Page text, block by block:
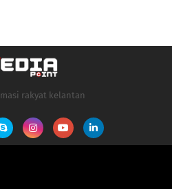
rakyat kelantan